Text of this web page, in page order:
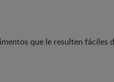
que le resulten fáciles